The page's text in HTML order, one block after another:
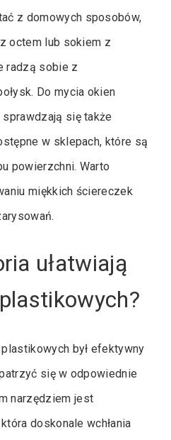
z domowych sposobów,
octem lub sokiem z
radzą sobie z
Do mycia okien
się także
w sklepach, które są
powierzchni. Warto
miękkich ściereczek
ułatwiają
był efektywny
się w odpowiednie
narzędziem jest
doskonale wchłania